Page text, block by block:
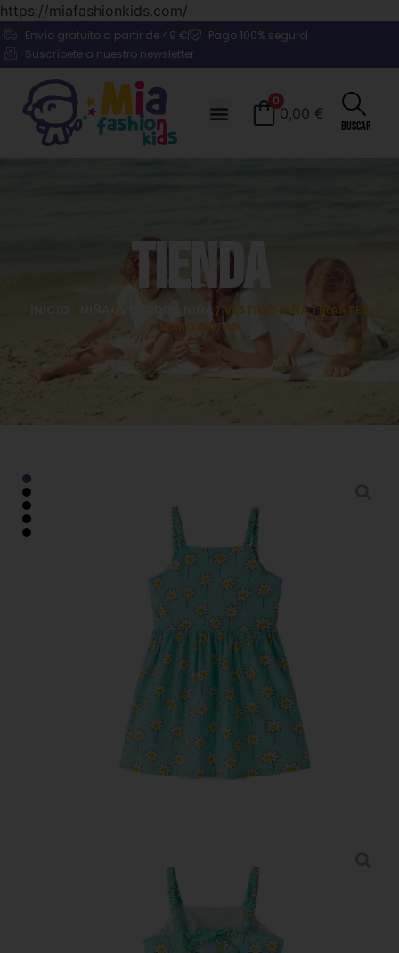
https://miafashionkids.com/
Envío gratuito a partir de 49 €
Pago 100% seguro
Suscríbete a nuestro newsletter
0
0,00 €
Buscar
Tienda
/ / VESTIDOS NIÑA/ VESTIDO NIÑA TIRANTES
MARGARITAS